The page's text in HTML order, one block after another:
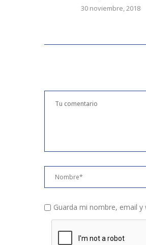
30 noviembre, 2018
Guarda mi nombre, email